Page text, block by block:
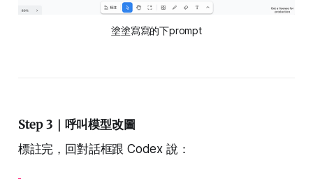
塗塗寫寫的下prompt
Step 3｜呼叫模型改圖
標註完，回對話框跟 Codex 說：